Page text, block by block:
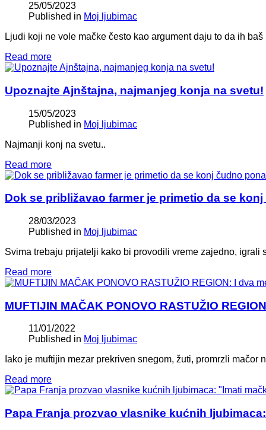
25/05/2023
Published in Moj ljubimac
Ljudi koji ne vole mačke često kao argument daju to da ih
Read more
Upoznajte Ajnštajna, najmanjeg konja na svetu!
15/05/2023
Published in Moj ljubimac
Najmanji konj na svetu..
Read more
Dok se približavao farmer je primetio da se
28/03/2023
Published in Moj ljubimac
Svima trebaju prijatelji kako bi provodili vreme zajedno,
Read more
MUFTIJIN MAČAK PONOVO RASTUŽIO
11/01/2022
Published in Moj ljubimac
Iako je muftijin mezar prekriven snegom, žuti, promrzli mačor
Read more
Papa Franja prozvao vlasnike kućnih